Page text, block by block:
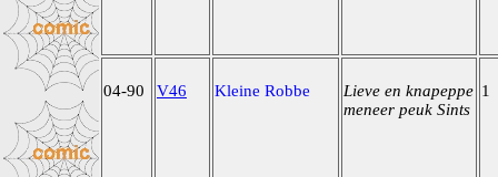
04-90 V46 Kleine Robbe
Lieve en knapeppe
meneer peuk Sints
1